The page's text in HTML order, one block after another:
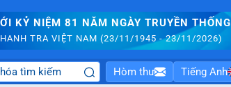
KỶ NIỆM 81 NĂM NGÀY TRUYỀN THỐNG
TRA VIỆT NAM (23/11/1945 - 23/11/2026)
Hòm thư Tiếng Anh